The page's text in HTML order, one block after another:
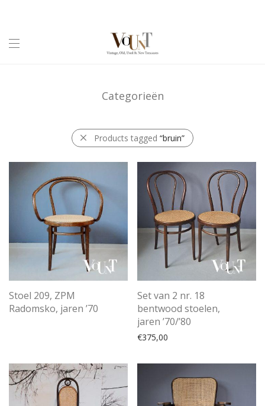
Categorieën
Products tagged “bruin”
Stoel 209, ZPM
Radomsko, jaren ’70
Set van 2 nr. 18
bentwood stoelen,
jaren ’70/’80
€375,00